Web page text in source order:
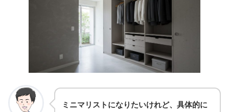
ミニマリストになりたいけれど、具体的に